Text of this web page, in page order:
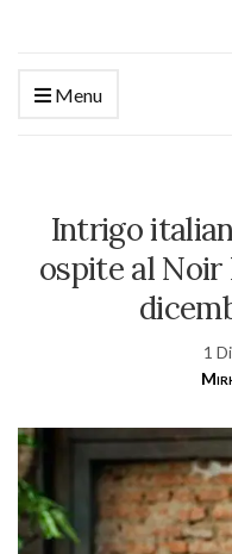
Menu
Intrigo
ospite al Noir
1